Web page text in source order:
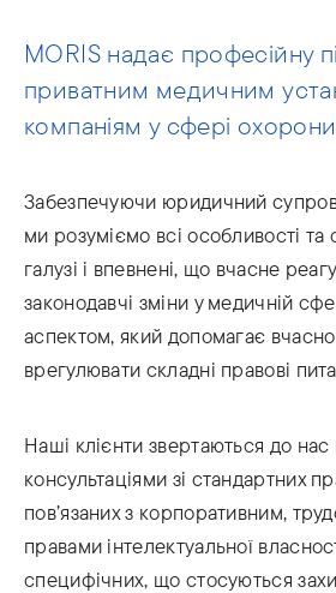
MORIS надає професійну
приватним медичним
компаніям у сфері
Забезпечуючи юридичний
ми розуміємо всі особливості та
галузі і впевнені, що вчасне
законодавчі зміни у медичній
аспектом, який допомагає
врегулювати складні правові
Наші клієнти звертаються до
консультаціями зі стандартних
пов’язаних з корпоративним,
правами інтелектуальної
специфічних, що стосуються